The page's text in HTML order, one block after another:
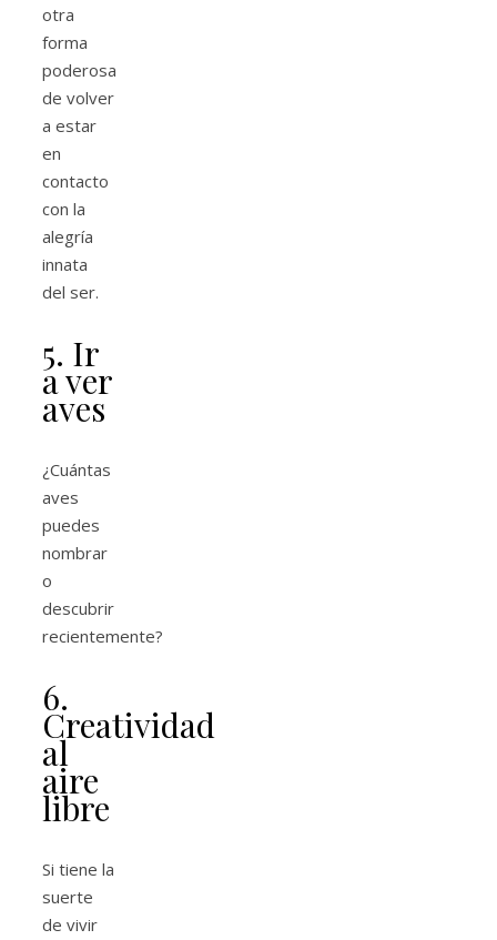
otra
forma
poderosa
de volver
a estar
en
contacto
con la
alegría
innata
del ser.
5. Ir
a ver
aves
¿Cuántas
aves
puedes
nombrar
o
descubrir
recientemente?
6.
Creatividad
al
aire
libre
Si tiene la
suerte
de vivir